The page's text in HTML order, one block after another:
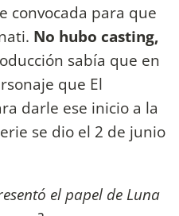
convocada para que
No hubo casting,
sabía que en
que El
darle ese inicio a la
se dio el 2 de junio
el papel de Luna